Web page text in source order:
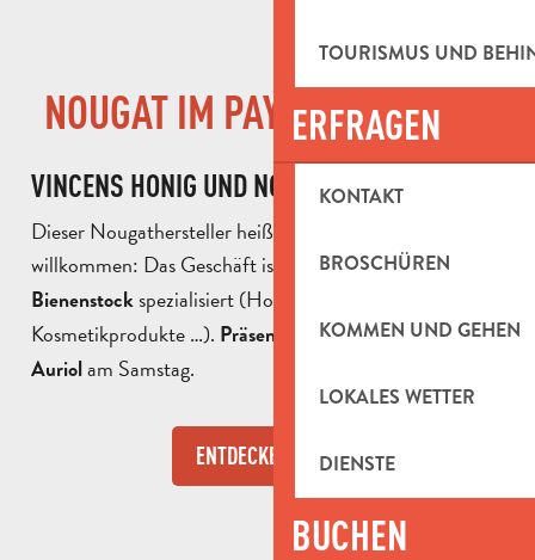
TOURISMUS UND
ERFRAGEN
KONTAKT
BROSCHÜREN
KOMMEN UND GEHEN
LOKALES WETTER
DIENSTE
BUCHEN
NOUGAT IM PAYS D'AUBAGNE
VINCENS HONIG UND NOUGAT
Dieser Nougathersteller heißt Sie in seinem Geschäft
willkommen: Das Geschäft ist auf
Produkte aus dem
Bienenstockspezialisiert (Honig, Nougat, Bio-
Kosmetikprodukte …). Präsenz auf dem Markt von
Auriolam Samstag.
ENTDECKEN SIE